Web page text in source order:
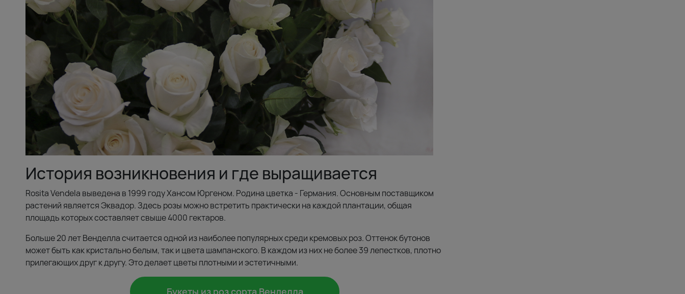
История возникновения и где выращивается
Rosita Vendela выведена в 1999 году Хансом Юргеном. Родина цветка - Германия. Основным поставщиком
растений является Эквадор. Здесь розы можно встретить практически на каждой плантации, общая
площадь которых составляет свыше 4000 гектаров.
Больше 20 лет Венделла считается одной из наиболее популярных среди кремовых роз. Оттенок бутонов
может быть как кристально белым, так и цвета шампанского. В каждом из них не более 39 лепестков, плотно
прилегающих друг к другу. Это делает цветы плотными и эстетичными.
Букеты из роз сорта Венделла